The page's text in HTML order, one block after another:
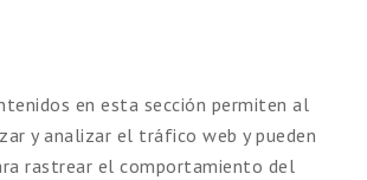
en esta sección permiten al
y analizar el tráfico web y pueden
rastrear el comportamiento del